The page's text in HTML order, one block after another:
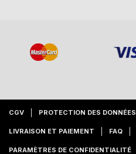
CGV PROTECTION DES DONNÉES
LIVRAISON ET PAIEMENT FAQ
PARAMÈTRES DE CONFIDENTIALITÉ